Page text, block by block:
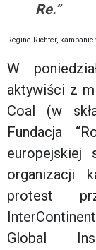
Re.”
Regine Richter,
W
aktywiści z
Coal (w
Fundacja
europejskiej
organizacji
protest
Global